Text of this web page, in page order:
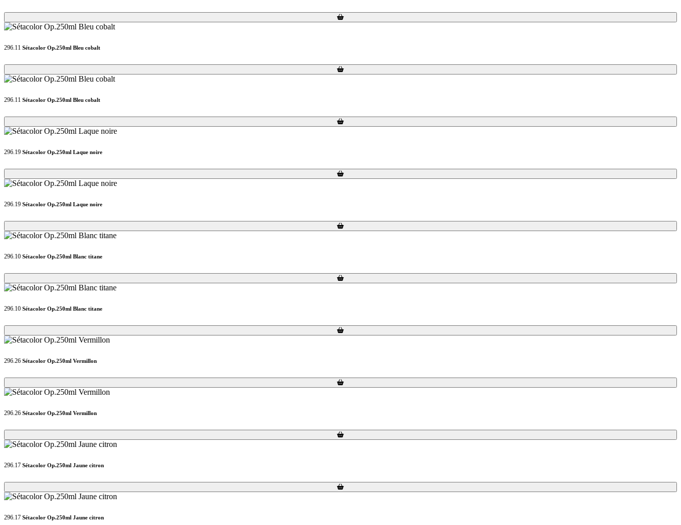
Loading...
Loading...
296.11 Sétacolor Op.250ml Bleu cobalt
Loading...
Loading...
296.11 Sétacolor Op.250ml Bleu cobalt
Loading...
Loading...
296.19 Sétacolor Op.250ml Laque noire
Loading...
Loading...
296.19 Sétacolor Op.250ml Laque noire
Loading...
Loading...
296.10 Sétacolor Op.250ml Blanc titane
Loading...
Loading...
296.10 Sétacolor Op.250ml Blanc titane
Loading...
Loading...
296.26 Sétacolor Op.250ml Vermillon
Loading...
Loading...
296.26 Sétacolor Op.250ml Vermillon
Loading...
Loading...
296.17 Sétacolor Op.250ml Jaune citron
Loading...
Loading...
296.17 Sétacolor Op.250ml Jaune citron